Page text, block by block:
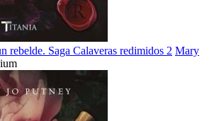
rebelde. Saga Calaveras redimidos 2 Mary